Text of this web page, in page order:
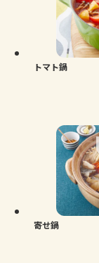
トマト鍋
寄せ鍋